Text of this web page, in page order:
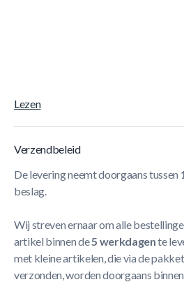
Lezen
Verzendbeleid
De levering neemt doorgaans tussen
beslag.
Wij streven ernaar om alle
artikel binnen de5 werkdagente
met kleine artikelen, die via de
verzonden, worden doorgaans